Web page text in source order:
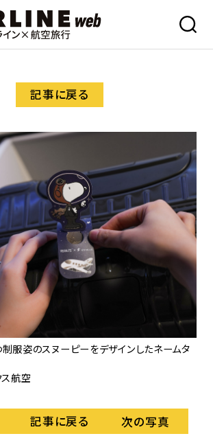
記事に戻る
服姿のスヌーピーをデザインしたネームタ
ス航空
提
記事に戻る 次の写真